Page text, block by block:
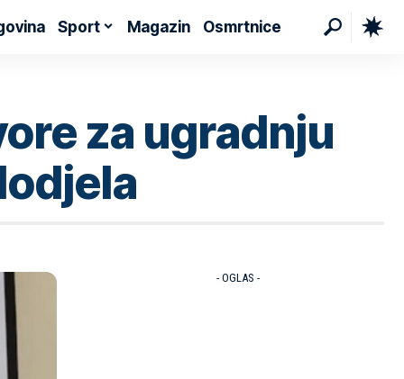
Sport Magazin Osmrtnice
za ugradnju
- OGLAS -